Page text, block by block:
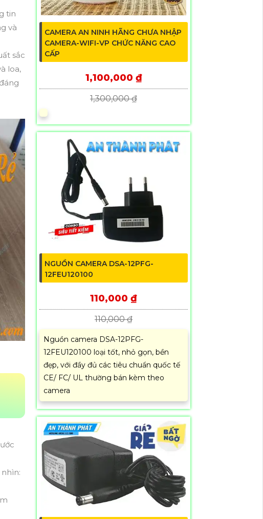
tin
và
sắc
loa,
CAMERA AN NINH HÃNG CHƯA NHẬP
CAMERA-WIFI-VP CHỨC NĂNG CAO
CẤP
1,100,000 ₫
1,300,000 ₫
NGUỒN CAMERA DSA-12PFG-
12FEU120100
110,000 ₫
110,000 ₫
Nguồn camera DSA-12PFG-
12FEU120100 loại tốt, nhỏ gọn, bền
đẹp, với đầy đủ các tiêu chuẩn quốc tế
CE/ FC/ UL thường bán kèm theo
camera